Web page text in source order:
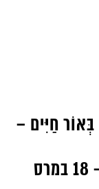
חַיִּים –
כ”ג אדר ב’ התק”ב – 18 במרס